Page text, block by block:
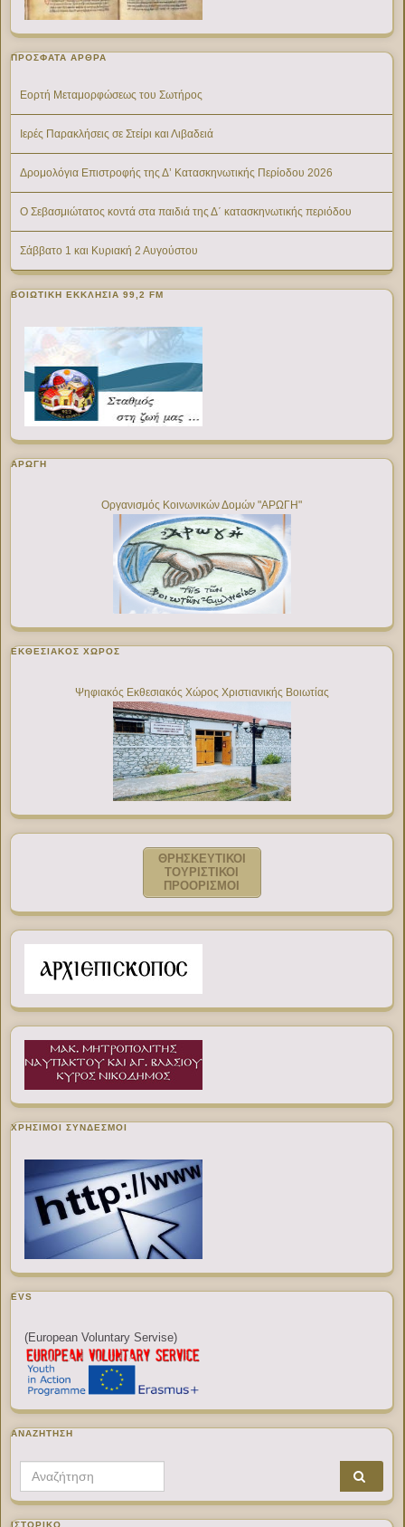
ΠΡΌΣΦΑΤΑ ΆΡΘΡΑ
Εορτή Μεταμορφώσεως του Σωτήρος
Ιερές Παρακλήσεις σε Στείρι και Λιβαδειά
Δρομολόγια Επιστροφής της Δ’ Κατασκηνωτικής Περίοδου 2026
Ο Σεβασμιώτατος κοντά στα παιδιά της Δ΄ κατασκηνωτικής περιόδου
Σάββατο 1 και Κυριακή 2 Αυγούστου
ΒΟΙΩΤΙΚΉ ΕΚΚΛΗΣΊΑ 99,2 FM
ΑΡΩΓΗ
Οργανισμός Κοινωνικών Δομών "ΑΡΩΓΗ"
ΕΚΘΕΣΙΑΚΌΣ ΧΏΡΟΣ
Ψηφιακός Εκθεσιακός Χώρος Χριστιανικής Βοιωτίας
ΘΡΗΣΚΕΥΤΙΚΟΙ
ΤΟΥΡΙΣΤΙΚΟΙ
ΠΡΟΟΡΙΣΜΟΙ
ΧΡΉΣΙΜΟΙ ΣΎΝΔΕΣΜΟΙ
EVS
(European Voluntary Servise)
ΑΝΑΖΉΤΗΣΗ
Search for:
ΙΣΤΟΡΙΚΌ